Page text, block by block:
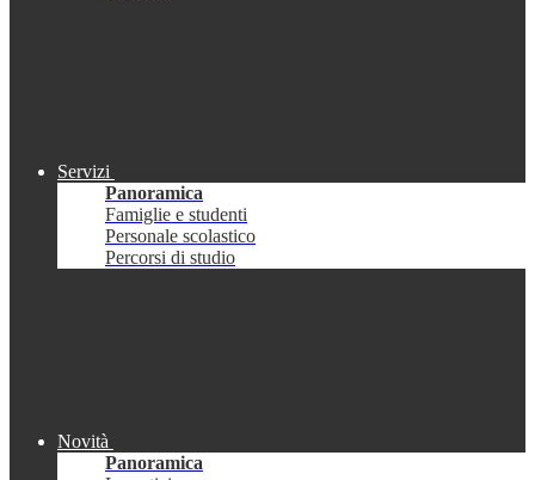
Servizi
Panoramica
Famiglie e studenti
Personale scolastico
Percorsi di studio
Novità
Panoramica